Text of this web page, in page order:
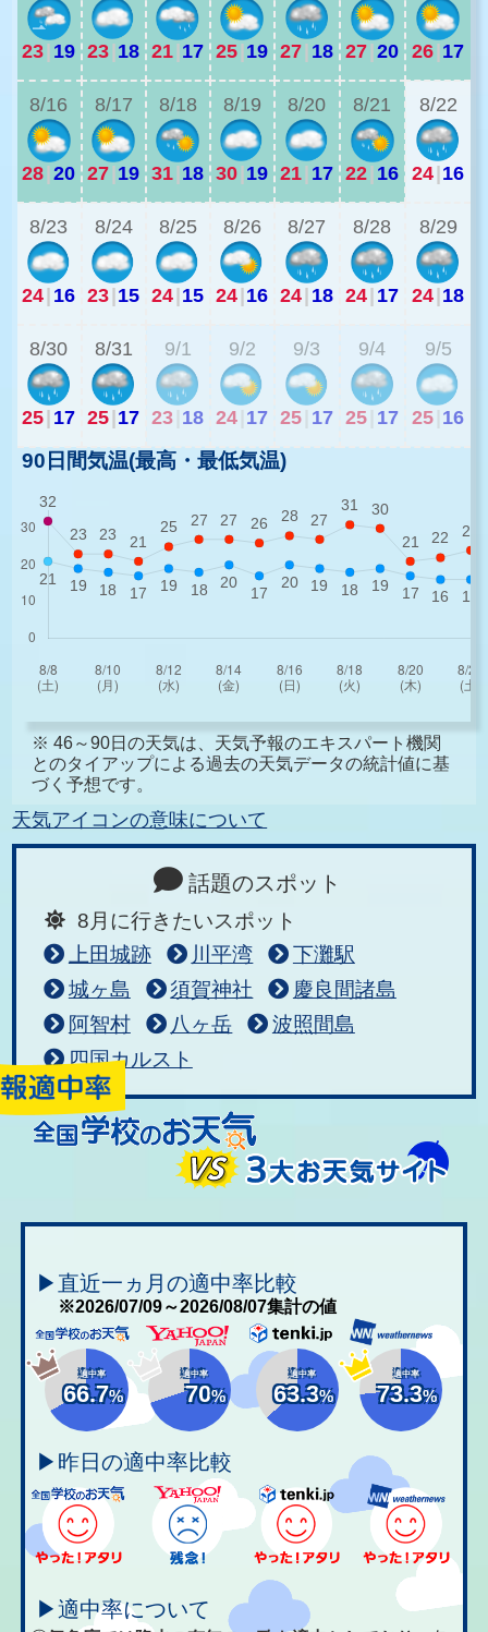
23| 19 23|18 21|17 25|19 27| 18 27|20 26|17
8/16
28|20
8/17
27|19
8/18
31|18
8/19
30|19
8/20
21| 17
8/21
22| 16
8/22
24|16
8/23
24| 16
8/24
23|15
8/25
24|15
8/26
24|16
8/27
24| 18
8/28
24| 17
8/29
24|18
8/30
25| 17
8/31
25|17
9/1
23 18
9/2
24 17
9/3
25 17
9/4
25 17
9/5
25 16
90日間気温(最高・最低気温)
※ 46～90日の天気は、天気予報のエキスパート機関
とのタイアップによる過去の天気データの統計値に基
づく予想です。
天気アイコンの意味について
話題のスポット
8月に行きたいスポット
上田城跡
川平湾
下灘駅
城ヶ島
須賀神社
慶良間諸島
阿智村
八ヶ岳
波照間島
四国カルスト
▶直近一ヵ月の適中率比較
※2026/07/09～2026/08/07集計の値
適中率
66.7%
適中率
70%
適中率
63.3%
適中率
73.3%
▶昨日の適中率比較
▶適中率について